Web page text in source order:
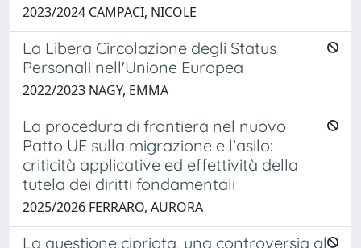
2023/2024 CAMPACI, NICOLE
La Libera Circolazione degli Status
Personali nell'Unione Europea
2022/2023 NAGY, EMMA
La procedura di frontiera nel nuovo
Patto UE sulla migrazione e l’asilo:
criticità applicative ed effettività della
tutela dei diritti fondamentali
2025/2026 FERRARO, AURORA
La questione cipriota, una controversia al